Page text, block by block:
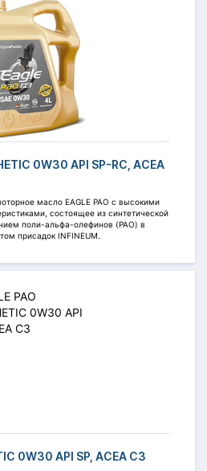
0W30 API SP-RC, ACEA
масло EAGLE PAO c высокими
состоящее из синтетической
поли-альфа-олефинов (PAO) в
присадок INFINEUM.
0W30 API SP, ACEA C3